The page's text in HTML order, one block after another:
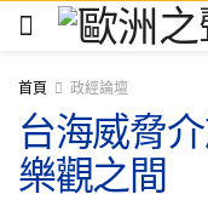
首頁 政經論壇
台海威脅
樂觀之間